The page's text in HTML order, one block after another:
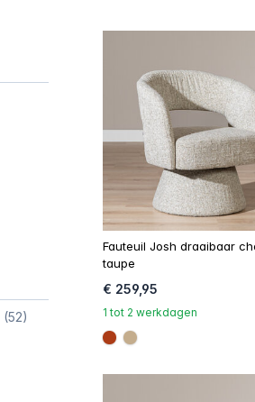
(52)
Fauteuil Josh draaibaar
taupe
€ 259,95
1 tot 2 werkdagen
#ac3c17
#c4ad8d